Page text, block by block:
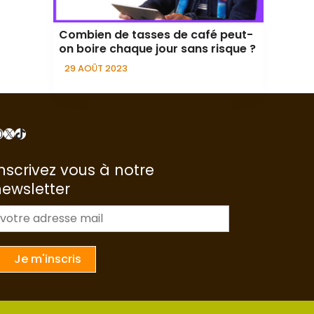
Combien de tasses de café peut-
on boire chaque jour sans risque ?
29 AOÛT 2023
X TikTok
vous à notre
Je m'inscris